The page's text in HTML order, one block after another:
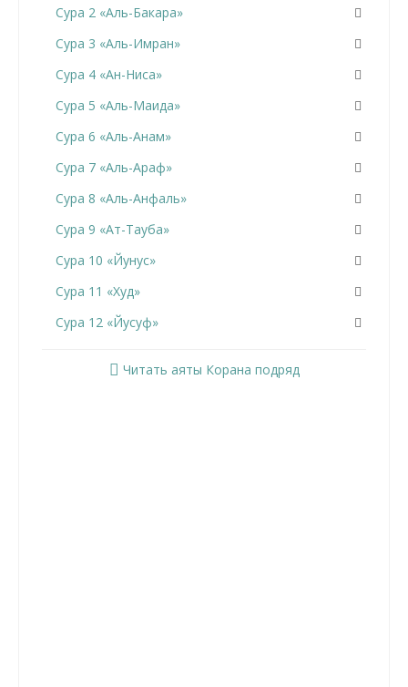
Сура 2 «Аль-Бакара»
Сура 3 «Аль-Имран»
Сура 4 «Ан-Ниса»
Сура 5 «Аль-Маида»
Сура 6 «Аль-Анам»
Сура 7 «Аль-Араф»
Сура 8 «Аль-Анфаль»
Сура 9 «Ат-Тауба»
Сура 10 «Йунус»
Сура 11 «Худ»
Сура 12 «Йусуф»
Читать аяты Корана подряд